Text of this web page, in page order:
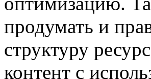
продумать и
структуру
контент с